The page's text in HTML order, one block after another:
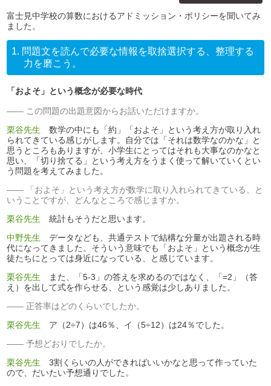
富士見中学校の算数におけるアドミッション・ポリシーを聞いてみ
ました。
1. 問題文を読んで必要な情報を取捨選択する、整理する
力を磨こう。
「およそ」という概念が必要な時代
この問題の出題意図からお話いただけますか。
栗谷先生 数学の中にも「約」「およそ」という考え方が取り入れ
られてきている感じがします。自分では「それは数学なのかな」と
思うところもありますが、小学生にとってはそれも大事なのかなと
思い、「切り捨てる」という考え方をうまく使って解いていくとい
う問題を考えてみました。
「およそ」という考え方が数学に取り入れられてきている、と
いうことですが、どんなところで感じますか。
栗谷先生 統計もそうだと思います。
中野先生 データなども、共通テストで結構な分量が出題される時
代になってきました。そういう意味でも「およそ」という概念が生
徒たちにとっては身近になっている、と感じています。
栗谷先生 また、「5-3」の答えを求めるのではなく、「=2」（答
え）を出して式を作らせる、という感覚は少しありました。
正答率はどのくらいでしたか。
栗谷先生 ア（2÷7）は46％、イ（5÷12）は24％でした。
予想どおりでしたか。
栗谷先生 3割くらいの人ができればいいかなと思って作っていた
ので、だいたい予想通りでした。